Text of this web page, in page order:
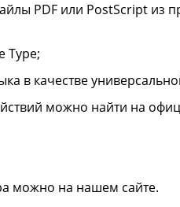
PDF или PostScript
Type;
в качестве
можно найти на
можно на нашем сайте.